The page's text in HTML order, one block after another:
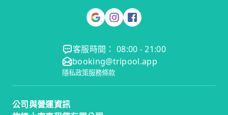
客服時間： 08:00 - 21:00
booking@tripool.app
隱私政策服務條款
公司與營運資訊